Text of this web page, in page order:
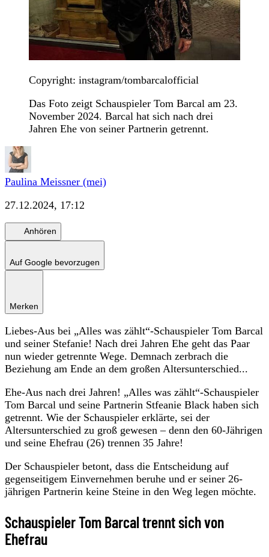
Copyright: instagram/tombarcalofficial
Das Foto zeigt Schauspieler Tom Barcal am 23.
November 2024. Barcal hat sich nach drei
Jahren Ehe von seiner Partnerin getrennt.
Paulina Meissner (mei)
27.12.2024, 17:12
Anhören
Auf Google bevorzugen
Merken
Liebes-Aus bei „Alles was zählt“-Schauspieler Tom Barcal
und seiner Stefanie! Nach drei Jahren Ehe geht das Paar
nun wieder getrennte Wege. Demnach zerbrach die
Beziehung am Ende an dem großen Altersunterschied...
Ehe-Aus nach drei Jahren! „Alles was zählt“-Schauspieler
Tom Barcal und seine Partnerin Stfeanie Black haben sich
getrennt. Wie der Schauspieler erklärte, sei der
Altersunterschied zu groß gewesen – denn den 60-Jährigen
und seine Ehefrau (26) trennen 35 Jahre!
Der Schauspieler betont, dass die Entscheidung auf
gegenseitigem Einvernehmen beruhe und er seiner 26-
jährigen Partnerin keine Steine in den Weg legen möchte.
Schauspieler Tom Barcal trennt sich von
Ehefrau